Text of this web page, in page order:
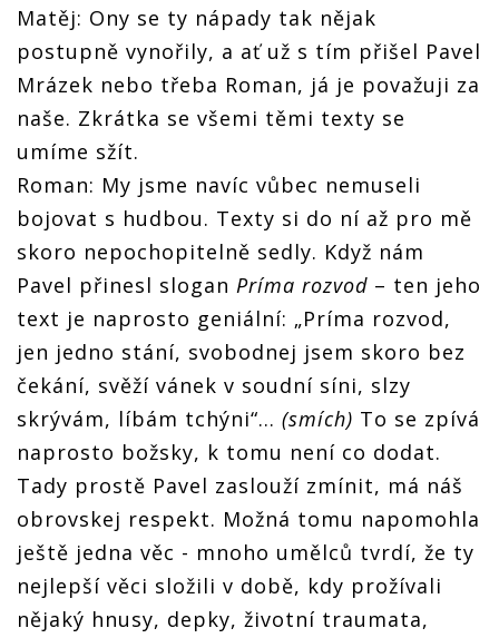
Matěj: Ony se ty nápady tak nějak
postupně vynořily, a ať už s tím přišel Pavel
Mrázek nebo třeba Roman, já je považuji za
naše. Zkrátka se všemi těmi texty se
umíme sžít.
Roman: My jsme navíc vůbec nemuseli
bojovat s hudbou. Texty si do ní až pro mě
skoro nepochopitelně sedly. Když nám
Pavel přinesl slogan Príma rozvod – ten jeho
text je naprosto geniální: „Príma rozvod,
jen jedno stání, svobodnej jsem skoro bez
čekání, svěží vánek v soudní síni, slzy
skrývám, líbám tchýni“... (smích) To se zpívá
naprosto božsky, k tomu není co dodat.
Tady prostě Pavel zaslouží zmínit, má náš
obrovskej respekt. Možná tomu napomohla
ještě jedna věc - mnoho umělců tvrdí, že ty
nejlepší věci složili v době, kdy prožívali
nějaký hnusy, depky, životní traumata,